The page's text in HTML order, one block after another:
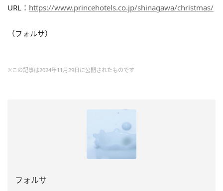
URL： https://www.princehotels.co.jp/shinagawa/christmas/
（フォルサ）
※この記事は2024年11月29日に公開されたものです
フォルサ